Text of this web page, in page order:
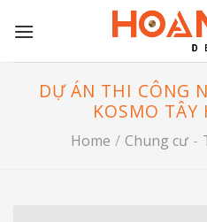
DỰ ÁN THI CÔNG
KOSMO TÂY
Home / Chung cư -